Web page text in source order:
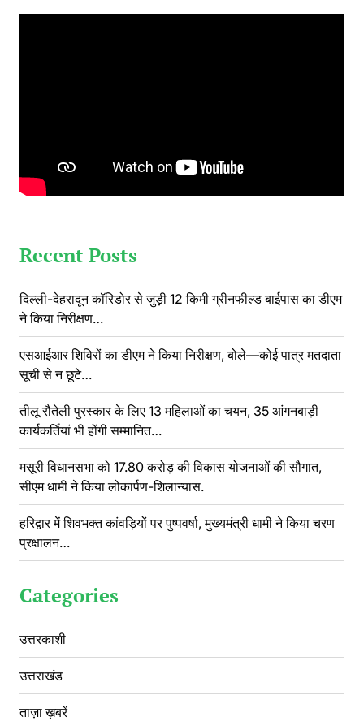
Recent Posts
दिल्ली-देहरादून कॉरिडोर से जुड़ी 12 किमी ग्रीनफील्ड बाईपास का डीएम
ने किया निरीक्षण…
एसआईआर शिविरों का डीएम ने किया निरीक्षण, बोले—कोई पात्र मतदाता
सूची से न छूटे…
तीलू रौतेली पुरस्कार के लिए 13 महिलाओं का चयन, 35 आंगनबाड़ी
कार्यकर्तियां भी होंगी सम्मानित…
मसूरी विधानसभा को 17.80 करोड़ की विकास योजनाओं की सौगात,
सीएम धामी ने किया लोकार्पण-शिलान्यास.
हरिद्वार में शिवभक्त कांवड़ियों पर पुष्पवर्षा, मुख्यमंत्री धामी ने किया चरण
प्रक्षालन…
Categories
उत्तरकाशी
उत्तराखंड
ताज़ा ख़बरें